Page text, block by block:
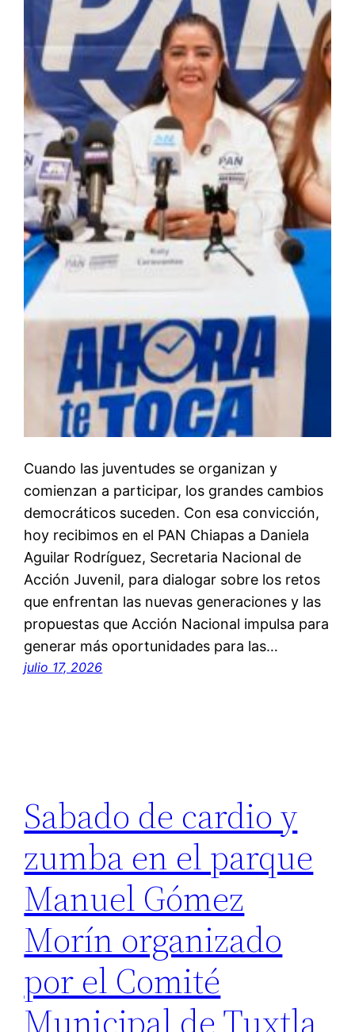
Cuando las juventudes se organizan y
comienzan a participar, los grandes cambios
democráticos suceden. Con esa convicción,
hoy recibimos en el PAN Chiapas a Daniela
Aguilar Rodríguez, Secretaria Nacional de
Acción Juvenil, para dialogar sobre los retos
que enfrentan las nuevas generaciones y las
propuestas que Acción Nacional impulsa para
generar más oportunidades para las…
julio 17, 2026
Sabado de cardio y
zumba en el parque
Manuel Gómez
Morín organizado
por el Comité
Municipal de Tuxtla